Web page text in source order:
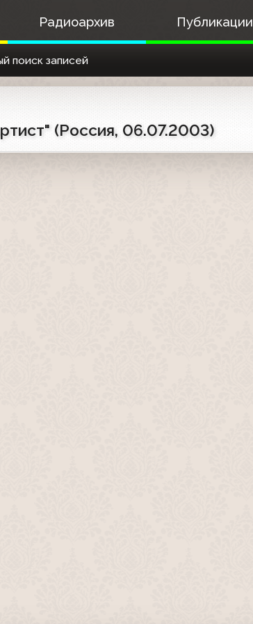
Радиоархив Публикации
поиск записей
(Россия, 06.07.2003)